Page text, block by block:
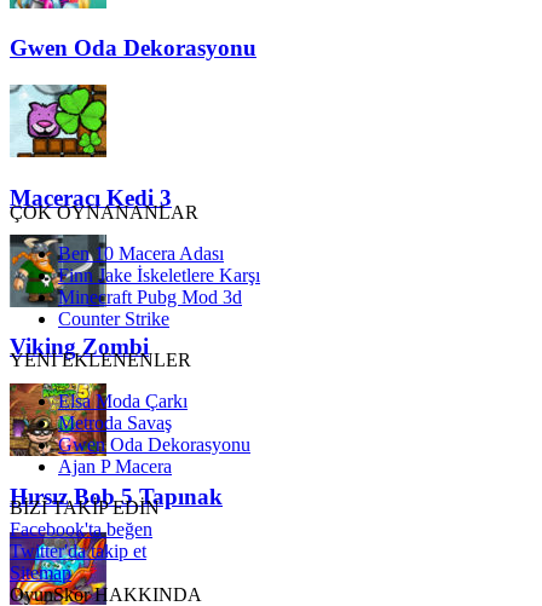
Gwen Oda Dekorasyonu
Maceracı Kedi 3
Viking Zombi
Hırsız Bob 5 Tapınak
ÇOK OYNANANLAR
Ben 10 Macera Adası
Finn Jake İskeletlere Karşı
Minecraft Pubg Mod 3d
Counter Strike
YENİ EKLENENLER
Elsa Moda Çarkı
Metroda Savaş
Gwen Oda Dekorasyonu
Ajan P Macera
BİZİ TAKİP EDİN
Facebook'ta beğen
Twitter'da takip et
Sitemap
OyunSkor HAKKINDA